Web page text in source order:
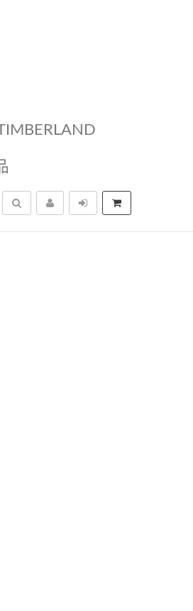
搜尋